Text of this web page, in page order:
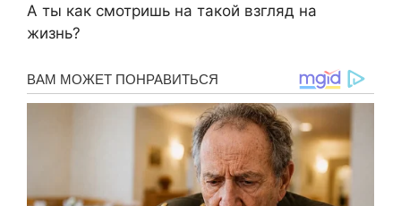
А ты как смотришь на такой взгляд на
жизнь?